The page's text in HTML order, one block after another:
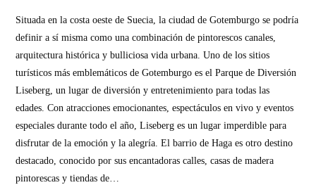
Situada en la costa oeste de Suecia, la ciudad de Gotemburgo se podría
definir a sí misma como una combinación de pintorescos canales,
arquitectura histórica y bulliciosa vida urbana. Uno de los sitios
turísticos más emblemáticos de Gotemburgo es el Parque de Diversión
Liseberg, un lugar de diversión y entretenimiento para todas las
edades. Con atracciones emocionantes, espectáculos en vivo y eventos
especiales durante todo el año, Liseberg es un lugar imperdible para
disfrutar de la emoción y la alegría. El barrio de Haga es otro destino
destacado, conocido por sus encantadoras calles, casas de madera
pintorescas y tiendas de…